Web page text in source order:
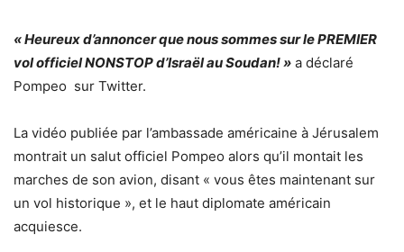
« Heureux d’annoncer que nous sommes sur le PREMIER
vol officiel NONSTOP d’Israël au Soudan! » a déclaré
Pompeo sur Twitter.
La vidéo publiée par l’ambassade américaine à Jérusalem
montrait un salut officiel Pompeo alors qu’il montait les
marches de son avion, disant « vous êtes maintenant sur
un vol historique », et le haut diplomate américain
acquiesce.